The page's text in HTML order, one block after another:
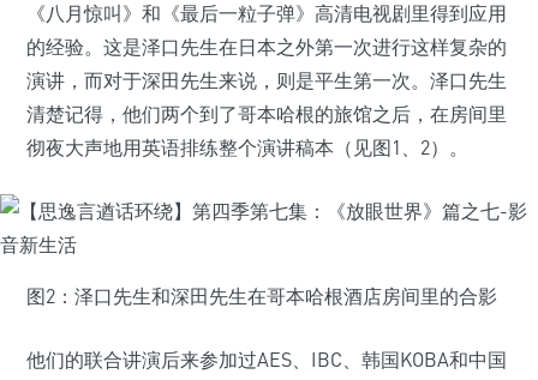
《八月惊叫》和《最后一粒子弹》高清电视剧里得到应用
的经验。这是泽口先生在日本之外第一次进行这样复杂的
演讲，而对于深田先生来说，则是平生第一次。泽口先生
清楚记得，他们两个到了哥本哈根的旅馆之后，在房间里
彻夜大声地用英语排练整个演讲稿本（见图1、2）。
图2：泽口先生和深田先生在哥本哈根酒店房间里的合影
他们的联合讲演后来参加过AES、IBC、韩国KOBA和中国